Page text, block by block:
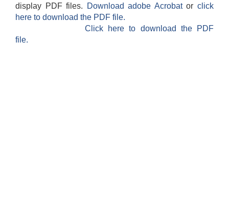
display PDF files.
Download adobe Acrobatorclick
here to download the PDF file.
Click here to download the PDF
file.